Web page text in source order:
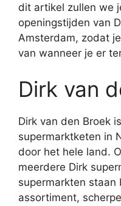
dit artikel zullen we
openingstijden van
Amsterdam, zodat
van wanneer je er
Dirk van
Dirk van den Broek
supermarktketen in
door het hele land.
meerdere Dirk
supermarkten staan
assortiment,